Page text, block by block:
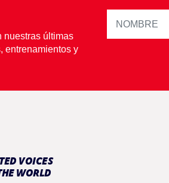
nuestras últimas
entrenamientos y
VOICES
WORLD